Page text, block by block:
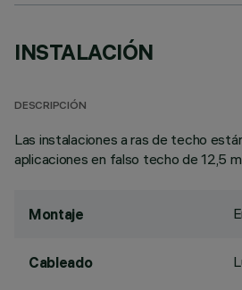
INSTALACIÓN
DESCRIPCIÓN
Las instalaciones a ras de techo
aplicaciones en falso techo de 12,5
Montaje
Cableado